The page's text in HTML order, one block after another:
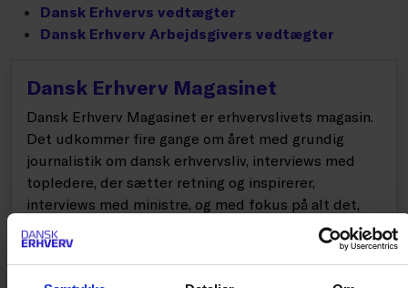
Dansk Erhvervs vedtægter
Dansk Erhverv Arbejdsgivers vedtægter
Dansk Erhverv Magasinet
Dansk Erhverv Magasinet er erhvervslivets magasin.
Det udkommer fire gange om året med grundig
journalistik om dansk erhvervsliv, interviews med
topledere, der sætter retning og inspirerer,
interviews med ministre, og med fokus på alt det,
der skal gøre Danmark til verdens bedste land at
drive virksomhed i. Læs magasinet her